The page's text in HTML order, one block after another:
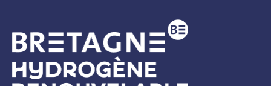
contenu